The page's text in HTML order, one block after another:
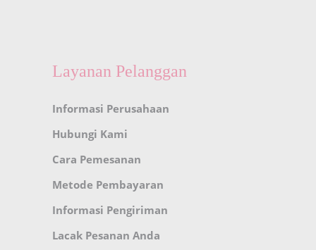
Layanan Pelanggan
Informasi Perusahaan
Hubungi Kami
Cara Pemesanan
Metode Pembayaran
Informasi Pengiriman
Lacak Pesanan Anda